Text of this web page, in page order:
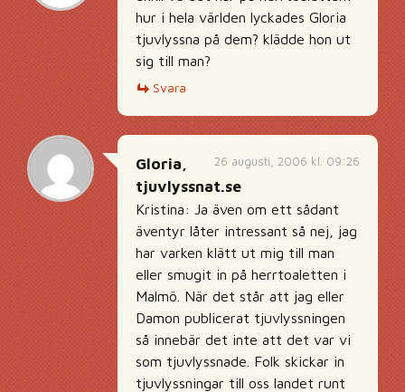
hur i hela världen lyckades Gloria
tjuvlyssna på dem? klädde hon ut
sig till man?
Svara
26 augusti, 2006 kl. 09:26
Gloria,
tjuvlyssnat.se
Kristina: Ja även om ett sådant
äventyr låter intressant så nej, jag
har varken klätt ut mig till man
eller smugit in på herrtoaletten i
Malmö. När det står att jag eller
Damon publicerat tjuvlyssningen
så innebär det inte att det var vi
som tjuvlyssnade. Folk skickar in
tjuvlyssningar till oss landet runt